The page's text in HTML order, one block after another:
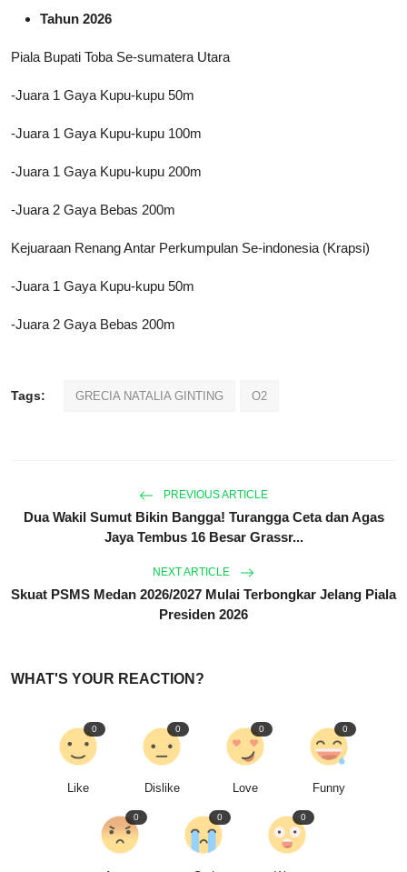
Tahun 2026
Piala Bupati Toba Se-sumatera Utara
-Juara 1 Gaya Kupu-kupu 50m
-Juara 1 Gaya Kupu-kupu 100m
-Juara 1 Gaya Kupu-kupu 200m
-Juara 2 Gaya Bebas 200m
Kejuaraan Renang Antar Perkumpulan Se-indonesia (Krapsi)
-Juara 1 Gaya Kupu-kupu 50m
-Juara 2 Gaya Bebas 200m
Tags: GRECIA NATALIA GINTING O2
PREVIOUS ARTICLE
Dua Wakil Sumut Bikin Bangga! Turangga Ceta dan Agas
Jaya Tembus 16 Besar Grassr...
NEXT ARTICLE
Skuat PSMS Medan 2026/2027 Mulai Terbongkar Jelang Piala
Presiden 2026
WHAT'S YOUR REACTION?
Like
0
Dislike
0
Love
0
Funny
0
0 0 0